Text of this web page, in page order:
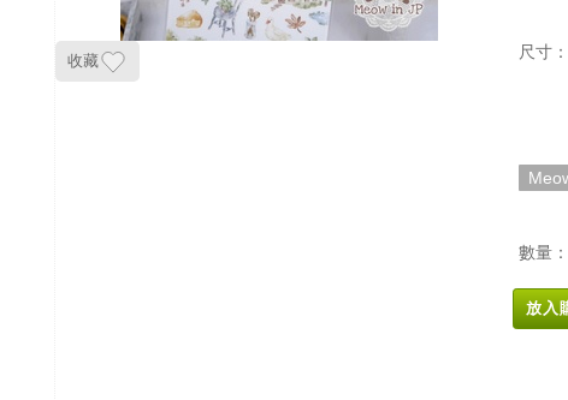
收藏 尺寸：
數量：
放入